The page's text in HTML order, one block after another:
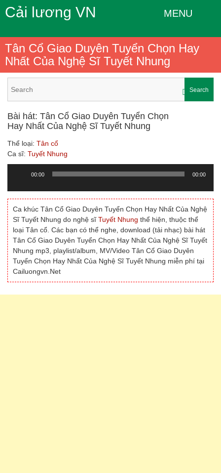
Cải lương VN MENU
Tân Cổ Giao Duyên Tuyển Chọn Hay
Nhất Của Nghệ Sĩ Tuyết Nhung
Search
Bài hát: Tân Cổ Giao Duyên Tuyển Chọn
Hay Nhất Của Nghệ Sĩ Tuyết Nhung
Thể loại: Tân cổ
Ca sĩ: Tuyết Nhung
00:00 00:00
Ca khúc Tân Cổ Giao Duyên Tuyển Chọn Hay Nhất Của Nghệ
Sĩ Tuyết Nhung do nghệ sĩTuyết Nhung thể hiện, thuộc thể
loại Tân cổ. Các bạn có thể nghe, download (tải nhạc) bài hát
Tân Cổ Giao Duyên Tuyển Chọn Hay Nhất Của Nghệ Sĩ Tuyết
Nhung mp3, playlist/album, MV/Video Tân Cổ Giao Duyên
Tuyển Chọn Hay Nhất Của Nghệ Sĩ Tuyết Nhung miễn phí tại
Cailuongvn.Net